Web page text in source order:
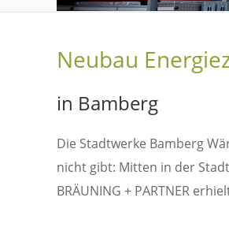
Neubau
in Bamberg
Die Stadtwerke Bamberg
nicht gibt: Mitten in der
BRÄUNING + PARTNER